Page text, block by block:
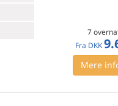
7
Fra DKK
Mere